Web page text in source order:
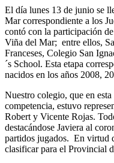
El día lunes 13 de junio se
Mar correspondiente a los
contó con la participación
Viña del Mar; entre ellos,
Franceses, Colegio San
´s School. Esta etapa
nacidos en los años 2008,
Nuestro colegio, que en
competencia, estuvo
Robert y Vicente Rojas.
destacándose Javiera al
partidos jugados. En virtud
clasificar para el Provincial